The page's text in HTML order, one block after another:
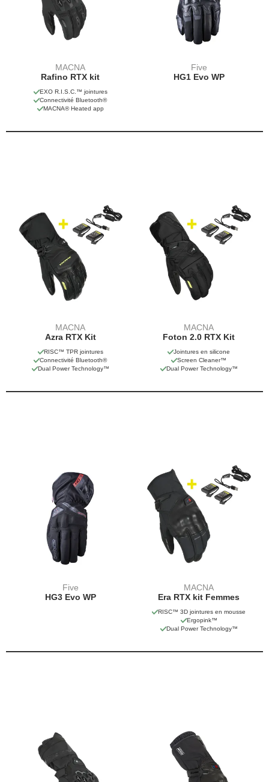
MACNA
Rafino RTX kit
EXO R.I.S.C.™ jointures
Connectivité Bluetooth®
MACNA® Heated app
Five
HG1 Evo WP
MACNA
Azra RTX Kit
RISC™ TPR jointures
Connectivité Bluetooth®
Dual Power Technology™
MACNA
Foton 2.0 RTX Kit
Jointures en silicone
Screen Cleaner™
Dual Power Technology™
Five
HG3 Evo WP
MACNA
Era RTX kit Femmes
RISC™ 3D jointures en mousse
Ergopink™
Dual Power Technology™